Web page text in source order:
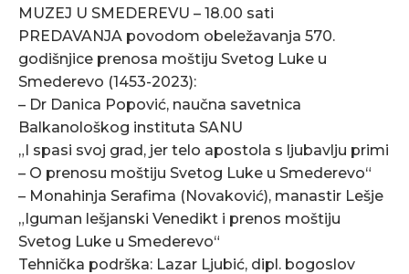
MUZEJ U SMEDEREVU – 18.00 sati
PREDAVANJA povodom obeležavanja 570.
godišnjice prenosa moštiju Svetog Luke u
Smederevo (1453-2023):
– Dr Danica Popović, naučna savetnica
Balkanološkog instituta SANU
„I spasi svoj grad, jer telo apostola s ljubavlju primi
– O prenosu moštiju Svetog Luke u Smederevo“
– Monahinja Serafima (Novaković), manastir Lešje
„Iguman lešjanski Venedikt i prenos moštiju
Svetog Luke u Smederevo“
Tehnička podrška: Lazar Ljubić, dipl. bogoslov